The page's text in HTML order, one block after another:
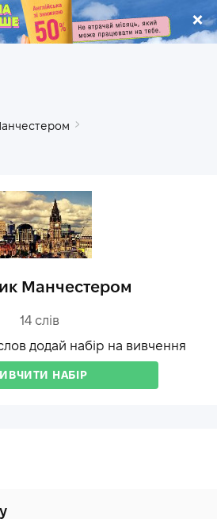
.
Манчестером
14 слів
додай набір на вивчення
НАБІР